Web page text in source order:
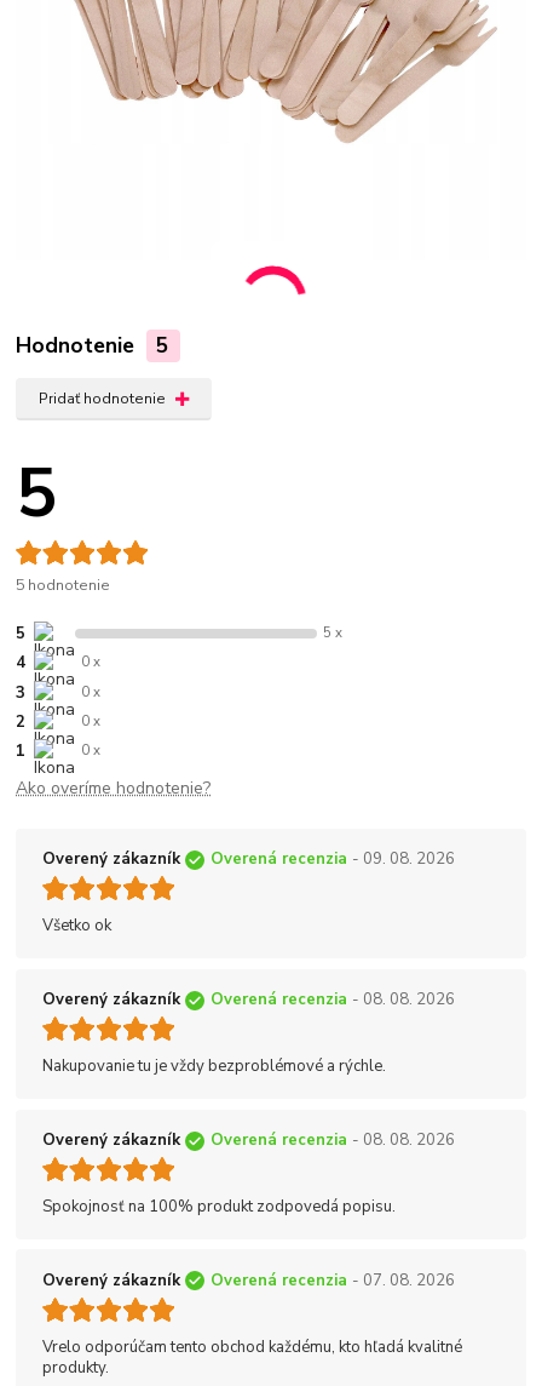
Hodnotenie 5
Pridať hodnotenie
5
5 hodnotenie
5 5 x
4 0 x
3 0 x
2 0 x
1 0 x
Ako overíme hodnotenie?
Overený zákazník Overená recenzia - 09. 08. 2026
Všetko ok
Overený zákazník Overená recenzia - 08. 08. 2026
Nakupovanie tu je vždy bezproblémové a rýchle.
Overený zákazník Overená recenzia - 08. 08. 2026
Spokojnosť na 100% produkt zodpovedá popisu.
Overený zákazník Overená recenzia - 07. 08. 2026
Vrelo odporúčam tento obchod každému, kto hľadá kvalitné
produkty.